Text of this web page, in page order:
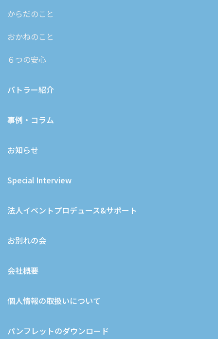
からだのこと
おかねのこと
６つの安心
バトラー紹介
事例・コラム
お知らせ
Special Interview
法人イベントプロデュース&サポート
お別れの会
会社概要
個人情報の取扱いについて
パンフレットのダウンロード